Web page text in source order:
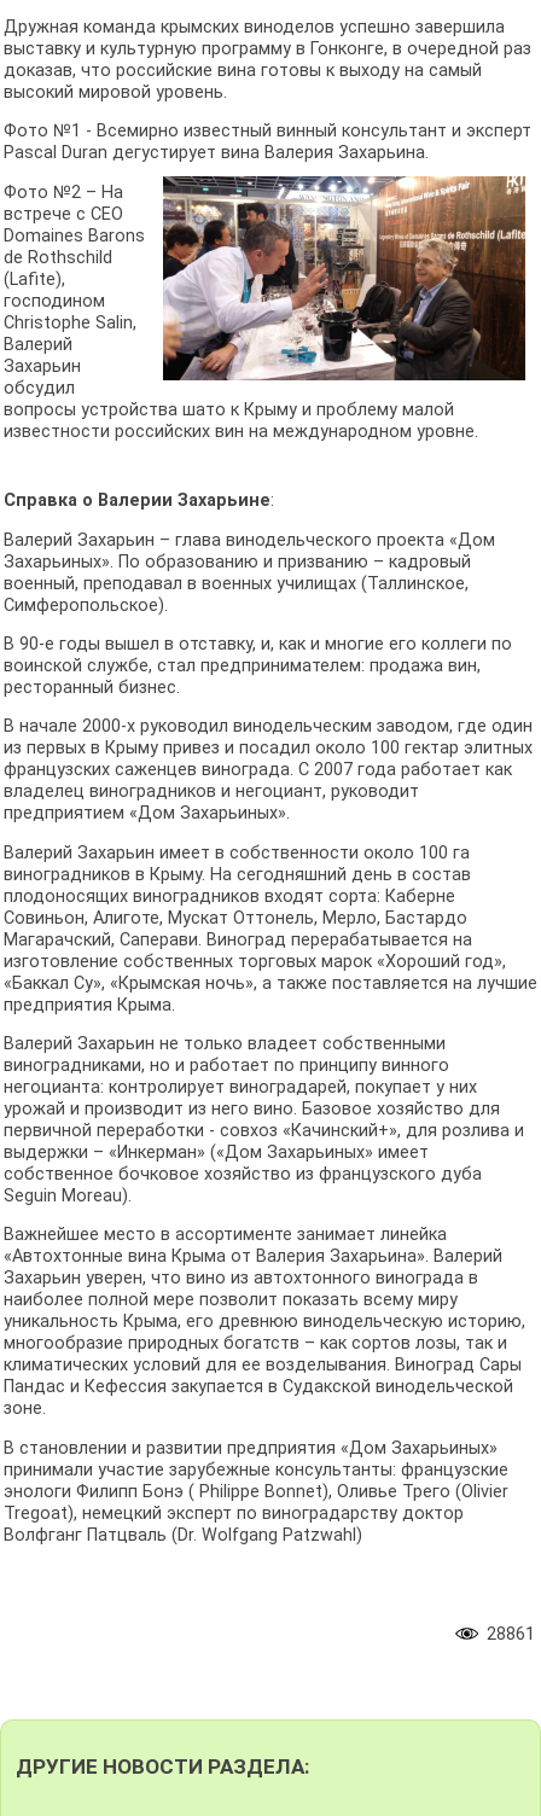
Дружная команда крымских виноделов успешно завершила
выставку и культурную программу в Гонконге, в очередной раз
доказав, что российские вина готовы к выходу на самый
высокий мировой уровень.
Фото №1 - Всемирно известный винный консультант и эксперт
Pascal Duran дегустирует вина Валерия Захарьина.
Фото №2 – На
встрече с CEO
Domaines Barons
de Rothschild
(Lafite),
господином
Christophe Salin,
Валерий
Захарьин
обсудил
вопросы устройства шато к Крыму и проблему малой
известности российских вин на международном уровне.
Справка о Валерии Захарьине:
Валерий Захарьин – глава винодельческого проекта «Дом
Захарьиных». По образованию и призванию – кадровый
военный, преподавал в военных училищах (Таллинское,
Симферопольское).
В 90-е годы вышел в отставку, и, как и многие его коллеги по
воинской службе, стал предпринимателем: продажа вин,
ресторанный бизнес.
В начале 2000-х руководил винодельческим заводом, где один
из первых в Крыму привез и посадил около 100 гектар элитных
французских саженцев винограда. С 2007 года работает как
владелец виноградников и негоциант, руководит
предприятием «Дом Захарьиных».
Валерий Захарьин имеет в собственности около 100 га
виноградников в Крыму. На сегодняшний день в состав
плодоносящих виноградников входят сорта: Каберне
Совиньон, Алиготе, Мускат Оттонель, Мерло, Бастардо
Магарачский, Саперави. Виноград перерабатывается на
изготовление собственных торговых марок «Хороший год»,
«Баккал Су», «Крымская ночь», а также поставляется на лучшие
предприятия Крыма.
Валерий Захарьин не только владеет собственными
виноградниками, но и работает по принципу винного
негоцианта: контролирует виноградарей, покупает у них
урожай и производит из него вино. Базовое хозяйство для
первичной переработки - совхоз «Качинский+», для розлива и
выдержки – «Инкерман» («Дом Захарьиных» имеет
собственное бочковое хозяйство из французского дуба
Seguin Moreau).
Важнейшее место в ассортименте занимает линейка
«Автохтонные вина Крыма от Валерия Захарьина». Валерий
Захарьин уверен, что вино из автохтонного винограда в
наиболее полной мере позволит показать всему миру
уникальность Крыма, его древнюю винодельческую историю,
многообразие природных богатств – как сортов лозы, так и
климатических условий для ее возделывания. Виноград Сары
Пандас и Кефессия закупается в Судакской винодельческой
зоне.
В становлении и развитии предприятия «Дом Захарьиных»
принимали участие зарубежные консультанты: французские
энологи Филипп Бонэ ( Philippe Bonnet), Оливье Трего (Olivier
Tregoat), немецкий эксперт по виноградарству доктор
Волфганг Патцваль (Dr. Wolfgang Patzwahl)
28861
ДРУГИЕ НОВОСТИ РАЗДЕЛА: